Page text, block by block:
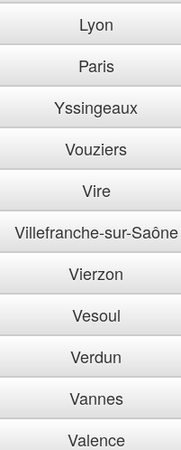
Lyon
Paris
Yssingeaux
Vouziers
Vire
Villefranche-sur-Saône
Vierzon
Vesoul
Verdun
Vannes
Valence